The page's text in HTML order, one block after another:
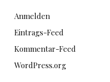
Anmelden
Eintrags-Feed
Kommentar-Feed
WordPress.org